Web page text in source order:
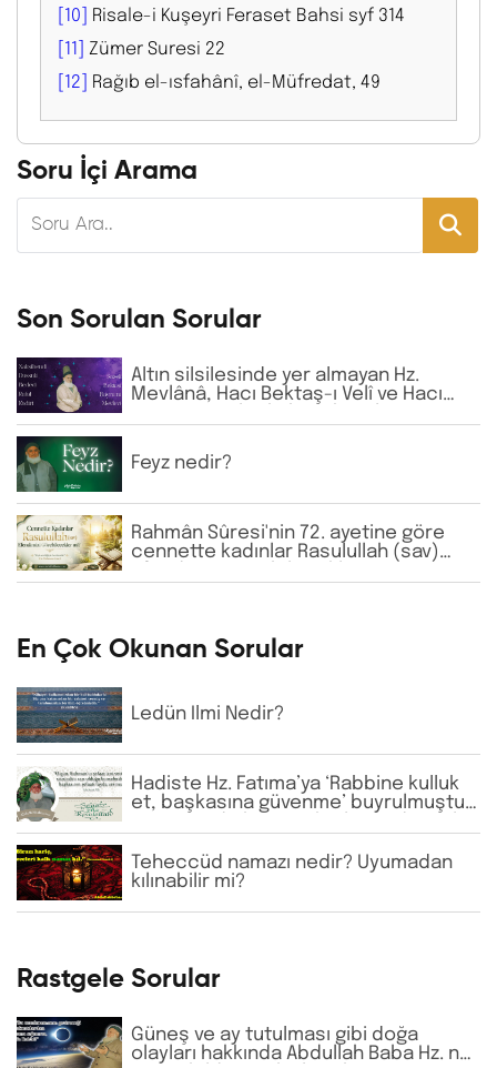
[10] Risale-i Kuşeyri Feraset Bahsi syf 314
[11] Zümer Suresi 22
[12] Rağıb el-ısfahânî, el-Müfredat, 49
Soru İçi Arama
Son Sorulan Sorular
Altın silsilesinde yer almayan Hz.
Mevlânâ, Hacı Bektaş-ı Velî ve Hacı
ve Fâtiha okunmaktadır?
Feyz nedir?
Rahmân Sûresi'nin 72. ayetine göre
cennette kadınlar Rasulullah (sav)
En Çok Okunan Sorular
Ledün İlmi Nedir?
Hadiste Hz. Fatıma’ya ‘Rabbine kulluk
et, başkasına güvenme’ buyrulmuştur.
etmektedir. Bu anlayış doğru mudur?
Teheccüd namazı nedir? Uyumadan
kılınabilir mi?
Rastgele Sorular
Güneş ve ay tutulması gibi doğa
olayları hakkında Abdullah Baba Hz. ne